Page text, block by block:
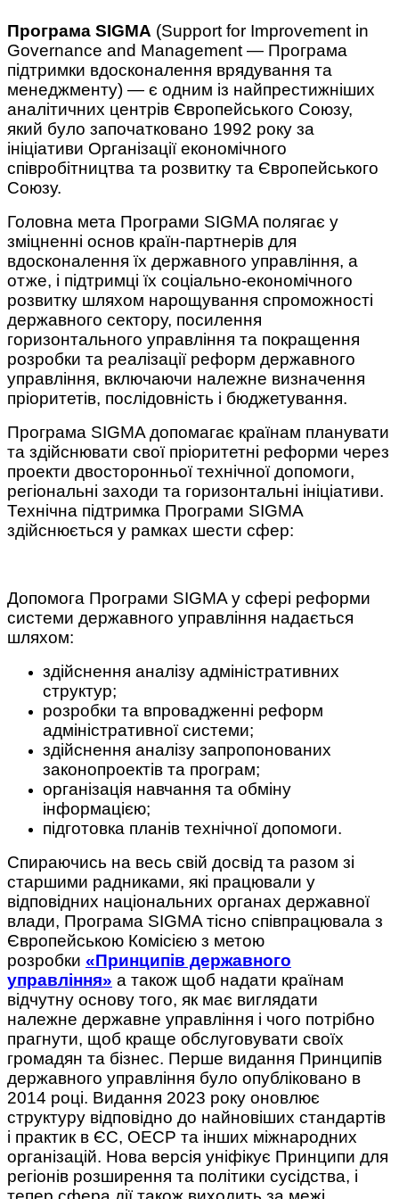
Програма SIGMA (Support for Improvement in
Governance and Management — Програма
підтримки вдосконалення врядування та
менеджменту) — є одним із найпрестижніших
аналітичних центрів Європейського Союзу,
який було започатковано 1992 року за
ініціативи Організації економічного
співробітництва та розвитку та Європейського
Союзу.
Головна мета Програми SIGMA полягає у
зміцненні основ країн-партнерів для
вдосконалення їх державного управління, а
отже, і підтримці їх соціально-економічного
розвитку шляхом нарощування спроможності
державного сектору, посилення
горизонтального управління та покращення
розробки та реалізації реформ державного
управління, включаючи належне визначення
пріоритетів, послідовність і бюджетування.
Програма SIGMA допомагає країнам планувати
та здійснювати свої пріоритетні реформи через
проекти двосторонньої технічної допомоги,
регіональні заходи та горизонтальні ініціативи.
Технічна підтримка Програми SIGMA
здійснюється у рамках шести сфер:
Допомога Програми SIGMA у сфері реформи
системи державного управління надається
шляхом:
здійснення аналізу адміністративних
структур;
розробки та впровадженні реформ
адміністративної системи;
здійснення аналізу запропонованих
законопроектів та програм;
організація навчання та обміну
інформацією;
підготовка планів технічної допомоги.
Спираючись на весь свій досвід та разом зі
старшими радниками, які працювали у
відповідних національних органах державної
влади, Програма SIGMA тісно співпрацювала з
Європейською Комісією з метою
розробки «Принципів державного
управління» а також щоб надати країнам
відчутну основу того, як має виглядати
належне державне управління і чого потрібно
прагнути, щоб краще обслуговувати своїх
громадян та бізнес. Перше видання Принципів
державного управління було опубліковано в
2014 році. Видання 2023 року оновлює
структуру відповідно до найновіших стандартів
і практик в ЄС, ОЕСР та інших міжнародних
організацій. Нова версія уніфікує Принципи для
регіонів розширення та політики сусідства, і